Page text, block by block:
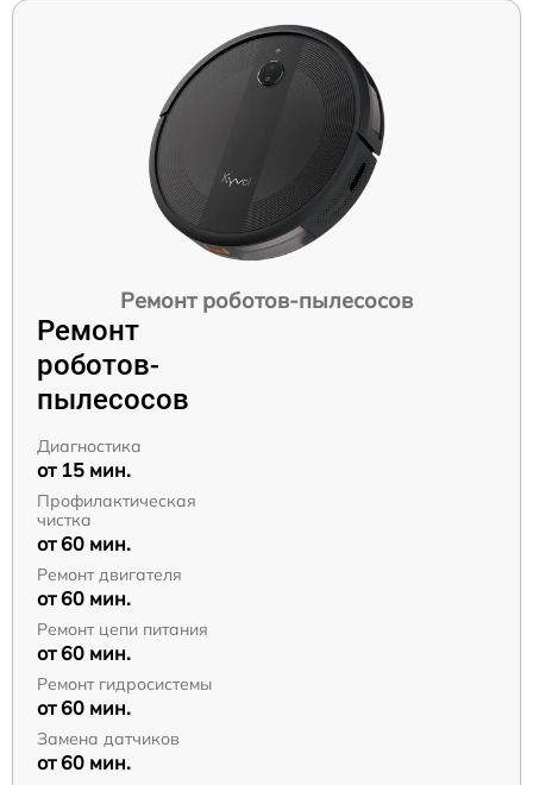
Ремонт роботов-пылесосов
Ремонт
роботов-
пылесосов
Диагностика
от 15 мин.
Профилактическая
чистка
от 60 мин.
Ремонт двигателя
от 60 мин.
Ремонт цепи питания
от 60 мин.
Ремонт гидросистемы
от 60 мин.
Замена датчиков
от 60 мин.